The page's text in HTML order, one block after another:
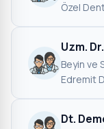
Özel
Uzm.
Beyin ve
Edremit
Dt.